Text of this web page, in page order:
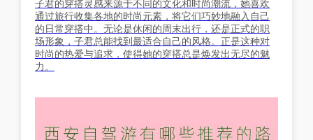
子君的穿搭灵感来源于不同的文化和时尚潮流，她喜欢
通过旅行收集各地的时尚元素，将它们巧妙地融入自己
的日常穿搭中。无论是休闲的周末出行，还是正式的职
场形象，子君总能找到最适合自己的风格。正是这种对
时尚的热爱与追求，使得她的穿搭总是焕发出无尽的魅
力。